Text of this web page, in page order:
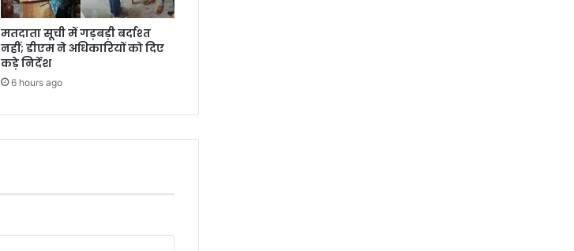
मतदाता सूची में गड़बड़ी बर्दाश्त
नहीं; डीएम ने अधिकारियों को दिए
कड़े निर्देश
6 hours ago